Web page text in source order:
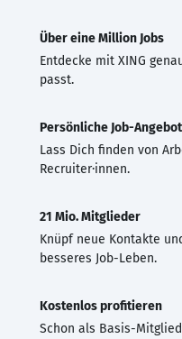
Über eine Million Jobs
Entdecke mit XING
passt.
Persönliche Job-
Lass Dich finden von
Recruiter·innen.
21 Mio. Mitglieder
Knüpf neue Kontakte
besseres Job-Leben.
Kostenlos profitieren
Schon als Basis-